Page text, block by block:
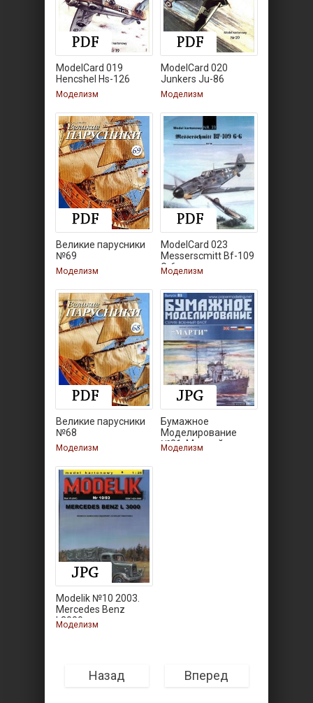
ModelCard 019
Hencshel Hs-126
Моделизм
ModelCard 020
Junkers Ju-86
Моделизм
Великие парусники
№69
Моделизм
ModelCard 023
Messerscmitt Bf-109
G-6
Моделизм
Великие парусники
№68
Моделизм
Бумажное
Моделирование
№81. Минный
Моделизм
Modelik №10 2003.
Mercedes Benz
L3000
Моделизм
Назад Вперед